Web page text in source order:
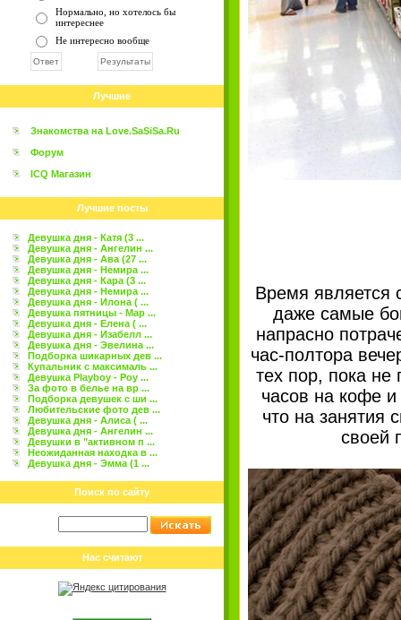
Нормально, но хотелось бы
интереснее
Не интересно вообще
Лучшие
Знакомства на Love.SaSiSa.Ru
Форум
ICQ Магазин
Лучшие посты
Девушка дня - Катя (3 ...
Девушка дня - Ангелин ...
Девушка дня - Ава (27 ...
Девушка дня - Немира ...
Девушка дня - Кара (3 ...
Девушка дня - Немира ...
Девушка дня - Илона ( ...
Девушка пятницы - Мар ...
Девушка дня - Елена ( ...
Девушка дня - Изабелл ...
Девушка дня - Эвелина ...
Подборка шикарных дев ...
Купальник с максималь ...
Девушка Playboy - Роу ...
За фото в белье на вр ...
Подборка девушек с ши ...
Любительские фото дев ...
Девушка дня - Алиса ( ...
Девушка дня - Ангелин ...
Девушки в "активном п ...
Неожиданная находка в ...
Девушка дня - Эмма (1 ...
Поиск по сайту
Нас считают
Время является
даже самые
напрасно
час-полтора
тех пор, пока не
часов на кофе и
что на занятия
своей